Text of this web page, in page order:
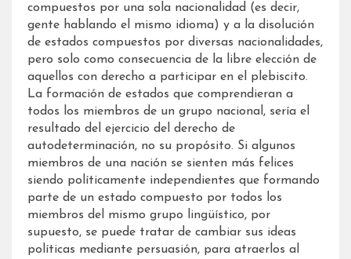
compuestos por una sola nacionalidad (es decir,
gente hablando el mismo idioma) y a la disolución
de estados compuestos por diversas nacionalidades,
pero solo como consecuencia de la libre elección de
aquellos con derecho a participar en el plebiscito.
La formación de estados que comprendieran a
todos los miembros de un grupo nacional, sería el
resultado del ejercicio del derecho de
autodeterminación, no su propósito. Si algunos
miembros de una nación se sienten más felices
siendo políticamente independientes que formando
parte de un estado compuesto por todos los
miembros del mismo grupo lingüístico, por
supuesto, se puede tratar de cambiar sus ideas
políticas mediante persuasión, para atraerlos al